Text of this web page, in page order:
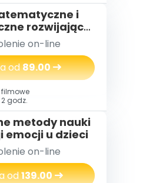
i
rozwijające
sprawność
dzieci
i
on-line
od89.00
filmowe
godz.
metody nauki
emocji u dzieci
on-line
od139.00